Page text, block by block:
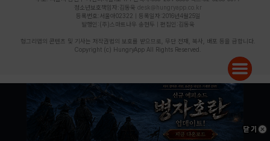
청소년보호책임자:김동욱 desk@hungryapp.co.kr
등록번호:서울아02322 | 등록일자:2016년4월25일
발행인:(주)스마트나우 송현두 | 편집인:김동욱
헝그리앱의 콘텐츠 및 기사는 저작권법의 보호를 받으므로, 무단 전재, 복사, 배포 등을 금합니다.
Copyright (c) HungryApp All Rights Reserved.